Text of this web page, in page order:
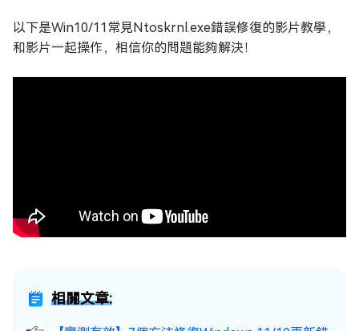
以下是Win10/11常見Ntoskrnl.exe錯誤修復的影片教學，
和影片一起操作，相信你的問題能夠解決！
相關文章: